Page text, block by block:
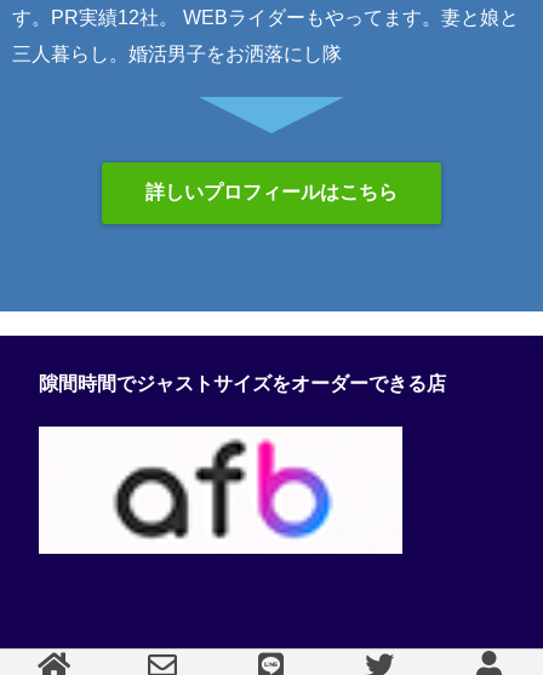
す。PR実績12社。 WEBライダーもやってます。妻と娘と
三人暮らし。婚活男子をお洒落にし隊
詳しいプロフィールはこちら
隙間時間でジャストサイズをオーダーできる店